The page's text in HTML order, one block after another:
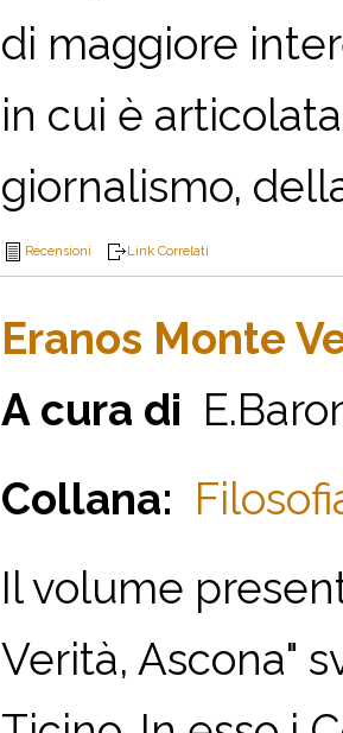
di maggiore
in cui è
giornalismo,
Recensioni Link Correlati
Eranos Monte
A cura di
Collana:
Il volume
Verità, Ascona"